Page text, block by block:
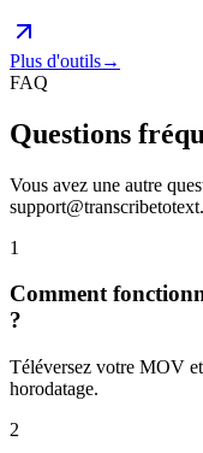
Plus d'outils→
FAQ
Questions
Vous avez une autre
1
Comment
?
Téléversez votre MOV
horodatage.
2